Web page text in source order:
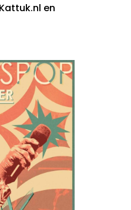
en